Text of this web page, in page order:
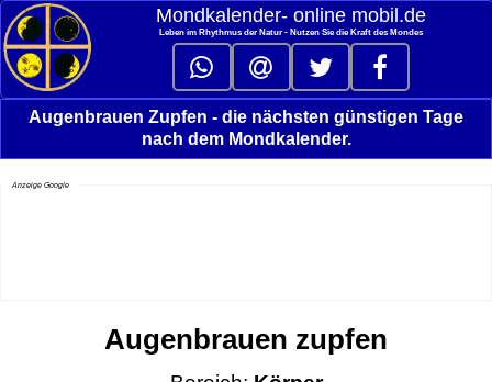
Mondkalender‑ online mobil.de
Leben im Rhythmus der Natur - Nutzen Sie die Kraft des Mondes
Augenbrauen Zupfen - die nächsten günstigen Tage
nach dem Mondkalender.
Anzeige Google
Augenbrauen zupfen